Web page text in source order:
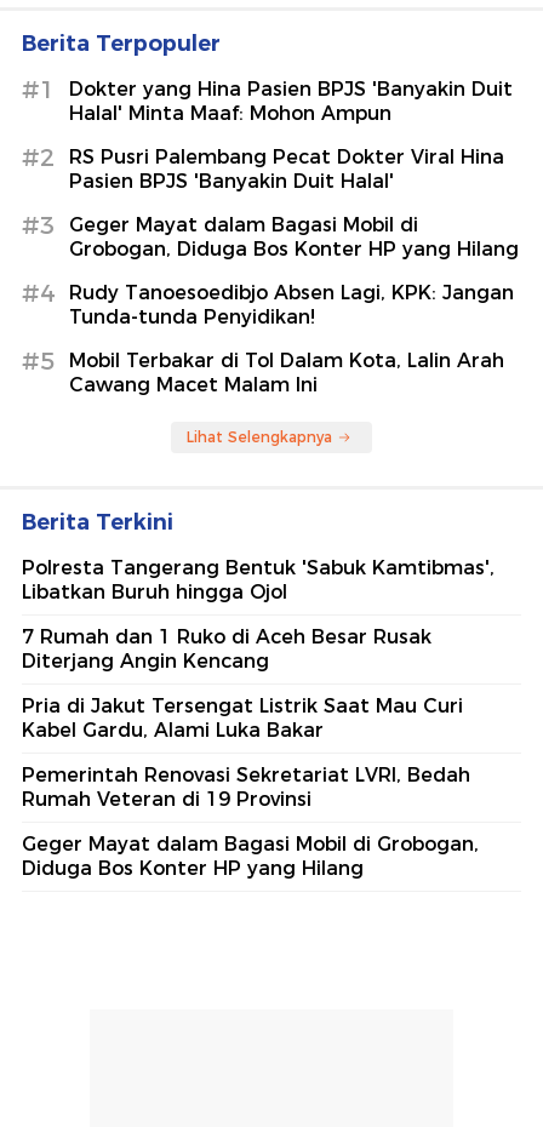
Berita Terpopuler
#1
Dokter yang Hina Pasien BPJS 'Banyakin Duit
Halal' Minta Maaf: Mohon Ampun
#2
RS Pusri Palembang Pecat Dokter Viral Hina
Pasien BPJS 'Banyakin Duit Halal'
#3
Geger Mayat dalam Bagasi Mobil di
Grobogan, Diduga Bos Konter HP yang Hilang
#4
Rudy Tanoesoedibjo Absen Lagi, KPK: Jangan
Tunda-tunda Penyidikan!
#5
Mobil Terbakar di Tol Dalam Kota, Lalin Arah
Cawang Macet Malam Ini
Lihat Selengkapnya
Berita Terkini
Polresta Tangerang Bentuk 'Sabuk Kamtibmas',
Libatkan Buruh hingga Ojol
7 Rumah dan 1 Ruko di Aceh Besar Rusak
Diterjang Angin Kencang
Pria di Jakut Tersengat Listrik Saat Mau Curi
Kabel Gardu, Alami Luka Bakar
Pemerintah Renovasi Sekretariat LVRI, Bedah
Rumah Veteran di 19 Provinsi
Geger Mayat dalam Bagasi Mobil di Grobogan,
Diduga Bos Konter HP yang Hilang